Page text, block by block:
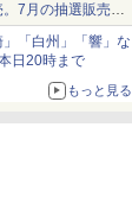
7月の抽選販売の
「白州」「響」な
日20時まで
もっと見る